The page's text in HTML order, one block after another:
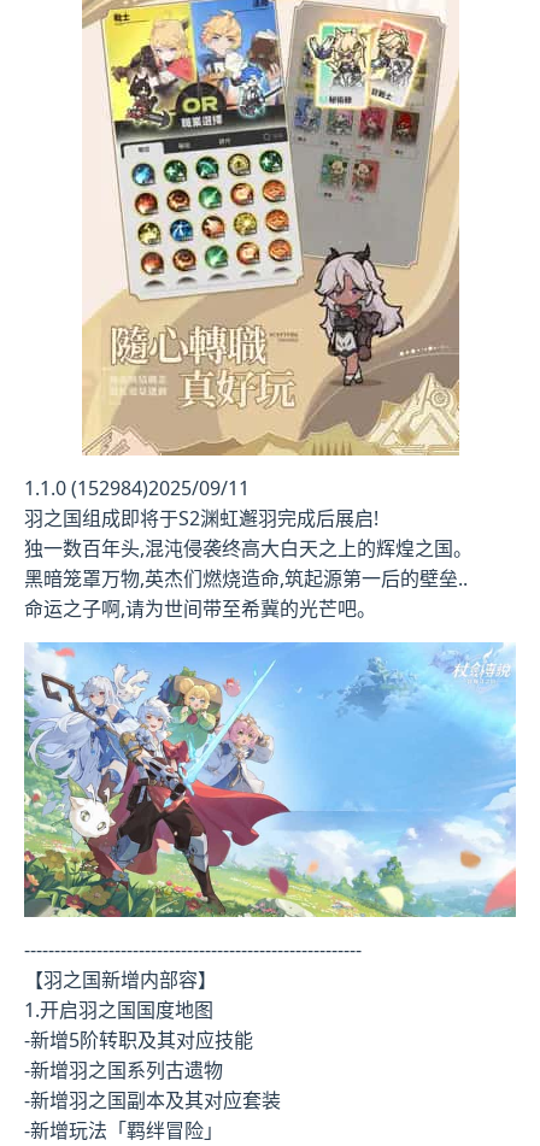
1.1.0 (152984)2025/09/11
羽之国组成即将于S2渊虹邂羽完成后展启!
独一数百年头,混沌侵袭终高大白天之上的辉煌之国。
黑暗笼罩万物,英杰们燃烧造命,筑起源第一后的壁垒..
命运之子啊,请为世间带至希冀的光芒吧。
--------------------------------------------------------
【羽之国新增内部容】
1.开启羽之国国度地图
-新增5阶转职及其对应技能
-新增羽之国系列古遗物
-新增羽之国副本及其对应套装
-新增玩法「羁绊冒险」